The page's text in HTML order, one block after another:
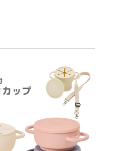
りいろんな遊び方をして
たり除菌できたり常に清